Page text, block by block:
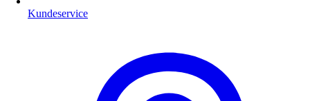
Kundeservice